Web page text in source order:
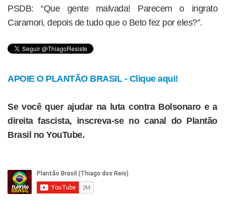
PSDB: “Que gente malvada! Parecem o ingrato
Caramori, depois de tudo que o Beto fez por eles?”.
APOIE O PLANTÃO BRASIL - Clique aqui!
Se você quer ajudar na luta contra Bolsonaro e a
direita fascista, inscreva-se no canal do Plantão
Brasil no YouTube.